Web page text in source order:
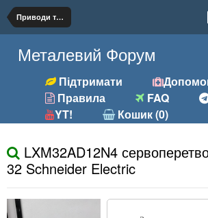
Приводи та мотори
Металевий Форум
Підтримати
Правила
FAQ
YT!
Кошик (0)
LXM32AD12N4
32 Schneider Electric